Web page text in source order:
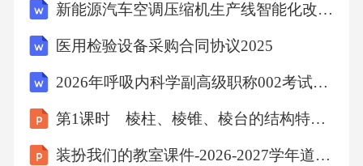
中发生争议，应首先通过友好协商解决；协商
不成的，任何
新能源汽车空调压缩机生产线智能化改造项目可行性研究报告模板拿地申报
医用检验设备采购合同协议2025
2026年呼吸内科学副高级职称002考试视频课程题库考前冲刺
第1课时 棱柱、棱锥、棱台的结构特征课件2025-2026学年高一下学期数学人教A版必修第二册
装扮我们的教室课件-2026-2027学年道德与法治二年级上册统编版